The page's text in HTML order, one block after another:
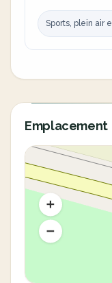
Sports, plein air
Emplacement